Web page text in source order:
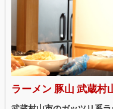
ラーメン 豚山 武蔵村